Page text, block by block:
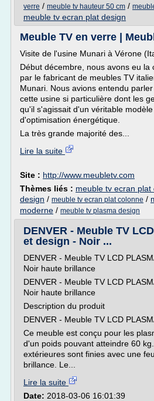
verre / meuble tv hauteur 50 cm /
meuble tv ecran plat design
Meuble TV en verre |
Visite de l'usine Munari à Vérone
Début décembre, nous avons eu la
par le fabricant de meubles TV
Munari. Nous avions entendu
cette usine si particulière dont les
qu'il s'agissait d'un véritable
d'optimisation énergétique.
La très grande majorité des...
Lire la suite
Site : http://www.meubletv.com
Thèmes liés : meuble tv ecran plat
design / meuble tv ecran plat colonne /
moderne / meuble tv plasma design
DENVER - Meuble TV
et design - Noir ...
DENVER - Meuble TV LCD
Noir haute brillance
DENVER - Meuble TV LCD
Noir haute brillance
Description du produit
DENVER - Meuble TV LCD
Ce meuble est conçu pour les
d'un poids pouvant atteindre 60
extérieures sont finies avec une
brillance. Le...
Lire la suite
Date: 2018-03-06 16:01:39